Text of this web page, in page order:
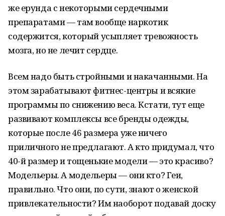
же ерунда с некоторыми сердечными
препаратами — там вообще наркотик
содержится, который усыпляет тревожность
мозга, но не лечит сердце.
Всем надо быть стройными и накачанными. На
этом зарабатывают фитнес-центры и всякие
программы по снижению веса. Кстати, тут еще
развивают комплексы все бренды одежды,
которые после 46 размера уже ничего
приличного не предлагают. А кто придумал, что
40-й размер и тощенькие модели — это красиво?
Модельеры. А модельеры — они кто? Геи,
правильно. Что они, по сути, знают о женской
привлекательности? Им наоборот подавай доску